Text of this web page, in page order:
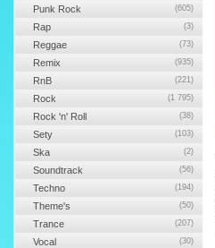
Punk Rock (605)
Rap (3)
Reggae (73)
Remix (935)
RnB (221)
Rock (1 795)
Rock 'n' Roll (38)
Sety (103)
Ska (2)
Soundtrack (56)
Techno (194)
Theme's (50)
Trance (207)
Vocal (30)